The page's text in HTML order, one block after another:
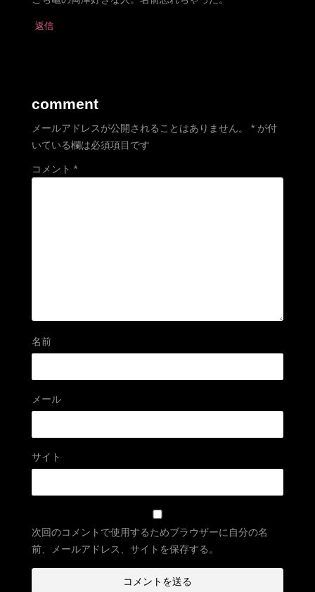
返信
comment
メールアドレスが公開されることはありません。 * が付
いている欄は必須項目です
コメント *
名前
メール
サイト
次回のコメントで使用するためブラウザーに自分の名
前、メールアドレス、サイトを保存する。